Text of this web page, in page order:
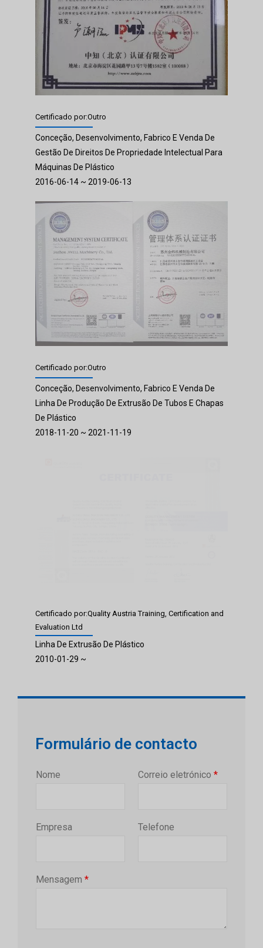
Certificado por:Outro
Conceção, Desenvolvimento, Fabrico E Venda De
Gestão De Direitos De Propriedade Intelectual Para
Máquinas De Plástico
2016-06-14 ~ 2019-06-13
Certificado por:Outro
Conceção, Desenvolvimento, Fabrico E Venda De
Linha De Produção De Extrusão De Tubos E Chapas
De Plástico
2018-11-20 ~ 2021-11-19
Certificado por:Quality Austria Training, Certification and
Evaluation Ltd
Linha De Extrusão De Plástico
2010-01-29 ~
Formulário de contacto
Nome Correio eletrónico *
Empresa Telefone
Mensagem *